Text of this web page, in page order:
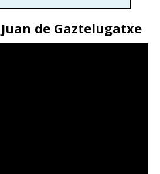
de Gaztelugatxe